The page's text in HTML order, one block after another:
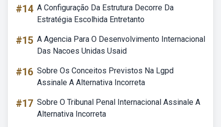
#14 A Configuração Da Estrutura Decorre Da
Estratégia Escolhida Entretanto
#15 A Agencia Para O Desenvolvimento Internacional
Das Nacoes Unidas Usaid
#16 Sobre Os Conceitos Previstos Na Lgpd
Assinale A Alternativa Incorreta
#17 Sobre O Tribunal Penal Internacional Assinale A
Alternativa Incorreta